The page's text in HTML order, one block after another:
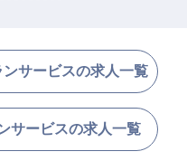
サービスの求人一覧
サービスの求人一覧